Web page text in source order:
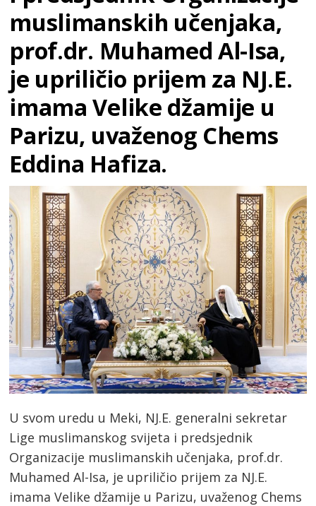
muslimanskih učenjaka,
prof.dr. Muhamed Al-Isa,
je upriličio prijem za NJ.E.
imama Velike džamije u
Parizu, uvaženog Chems
Eddina Hafiza.
U svom uredu u Meki, NJ.E. generalni sekretar
Lige muslimanskog svijeta i predsjednik
Organizacije muslimanskih učenjaka, prof.dr.
Muhamed Al-Isa, je upriličio prijem za NJ.E.
imama Velike džamije u Parizu, uvaženog Chems